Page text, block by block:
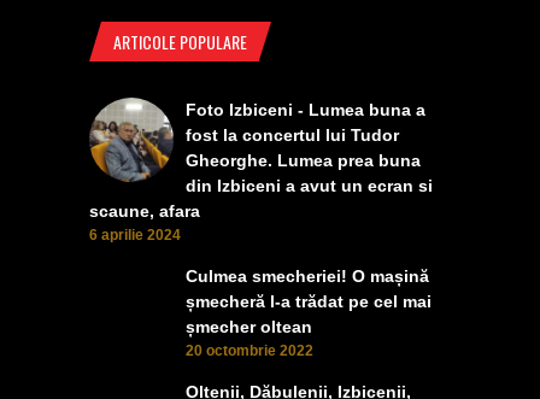
ARTICOLE POPULARE
Foto Izbiceni - Lumea buna a
fost la concertul lui Tudor
Gheorghe. Lumea prea buna
din Izbiceni a avut un ecran si
scaune, afara
6 aprilie 2024
Culmea smecheriei! O mașină
șmecheră l-a trădat pe cel mai
șmecher oltean
20 octombrie 2022
Oltenii, Dăbulenii, Izbicenii,